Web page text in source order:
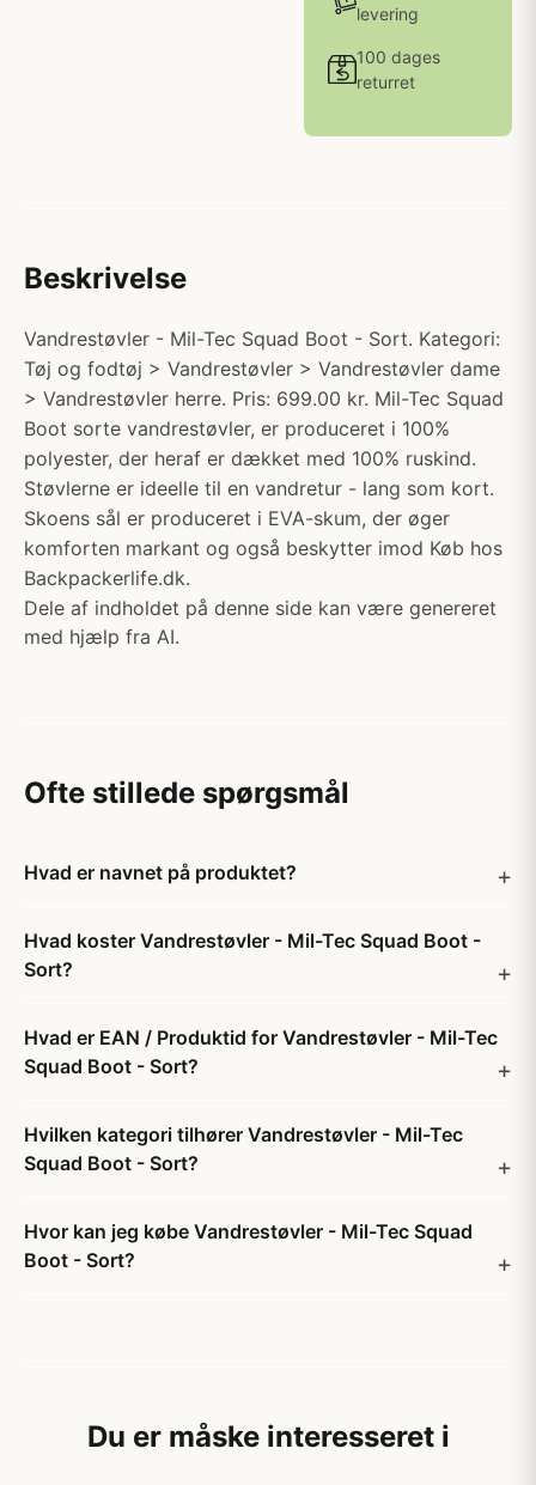
levering
100 dages
returret
Beskrivelse
Vandrestøvler - Mil-Tec Squad Boot - Sort. Kategori:
Tøj og fodtøj > Vandrestøvler > Vandrestøvler dame
> Vandrestøvler herre. Pris: 699.00 kr. Mil-Tec Squad
Boot sorte vandrestøvler, er produceret i 100%
polyester, der heraf er dækket med 100% ruskind.
Støvlerne er ideelle til en vandretur - lang som kort.
Skoens sål er produceret i EVA-skum, der øger
komforten markant og også beskytter imod Køb hos
Backpackerlife.dk.
Dele af indholdet på denne side kan være genereret
med hjælp fra AI.
Ofte stillede spørgsmål
Hvad er navnet på produktet?
Hvad koster Vandrestøvler - Mil-Tec Squad Boot -
Sort?
Hvad er EAN / Produktid for Vandrestøvler - Mil-Tec
Squad Boot - Sort?
Hvilken kategori tilhører Vandrestøvler - Mil-Tec
Squad Boot - Sort?
Hvor kan jeg købe Vandrestøvler - Mil-Tec Squad
Boot - Sort?
Du er måske interesseret i